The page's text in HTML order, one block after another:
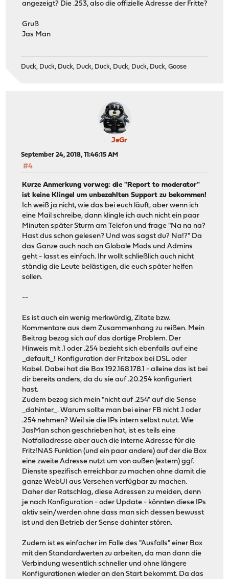
angezeigt? Die .253, also die offizielle Adresse der Fritte?
Gruß
Jas Man
Duck, Duck, Duck, Duck, Duck, Duck, Duck, Duck, Goose
JeGr
September 24, 2018, 11:46:15 AM
#4
Kurze Anmerkung vorweg: die "Report to moderator"
ist keine Klingel um unbezahlten Support zu bekommen!
Ich weiß ja nicht, wie das bei euch läuft, aber wenn ich
eine Mail schreibe, dann klingle ich auch nicht ein paar
Minuten später Sturm am Telefon und frage "Na na na?
Hast dus schon gelesen? Und was sagst du? Na!?" Da
das Ganze auch noch an Globale Mods und Admins
geht - lasst es einfach. Ihr wollt schließlich auch nicht
ständig die Leute belästigen, die euch später helfen
sollen.
--
Es ist auch ein wenig merkwürdig, Zitate bzw.
Kommentare aus dem Zusammenhang zu reißen. Mein
Beitrag bezog sich auf das dortige Problem. Der
Hinweis mit .1 oder .254 bezieht sich ebenfalls auf eine
_default_! Konfiguration der Fritzbox bei DSL oder
Kabel. Dabei hat die Box 192.168.178.1 - alleine das ist bei
dir bereits anders, da du sie auf .20.254 konfiguriert
hast.
Zudem bezog sich mein "nicht auf .254" auf die Sense
_dahinter_. Warum sollte man bei einer FB nicht .1 oder
.254 nehmen? Weil sie die IPs intern selbst nutzt. Wie
JasMan schon geschrieben hat, ist es teils eine
Notfalladresse aber auch die interne Adresse für die
Fritz!NAS Funktion (und ein paar andere) auf der die Box
eine zweite Adresse nutzt um von außen (extern) ggf.
Dienste spezifisch erreichbar zu machen ohne damit die
ganze WebUI aus Versehen verfügbar zu machen.
Daher der Ratschlag, diese Adressen zu meiden, denn
je nach Konfiguration - oder Update - könnten diese IPs
aktiv sein/werden ohne dass man sich dessen bewusst
ist und den Betrieb der Sense dahinter stören.
Zudem ist es einfacher im Falle des "Ausfalls" einer Box
mit den Standardwerten zu arbeiten, da man dann die
Verbindung wesentlich schneller und ohne längere
Konfigurationen wieder an den Start bekommt. Da das